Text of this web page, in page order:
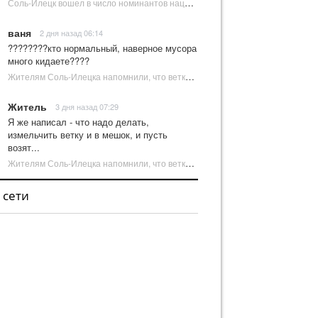
ваня 2 дня назад 06:14
????????кто нормальный, наверное мусора
много кидаете????
Жителям Соль-Илецка напомнили, что ветки от деревьев нельзя оставлять на площадках ТКО | Новости Соль-Илецка
Житель 3 дня назад 07:29
Я же написал - что надо делать,
измельчить ветку и в мешок, и пусть
возят...
Жителям Соль-Илецка напомнили, что ветки от деревьев нельзя оставлять на площадках ТКО | Новости Соль-Илецка